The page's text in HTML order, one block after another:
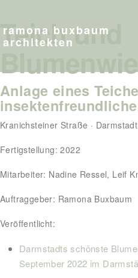
ramona buxbaum
architekten
Teich und
Anlage eines
Kranichsteiner Straße · Darmstadt
Fertigstellung: 2022
Mitarbeiter: Nadine Ressel, Leif
Auftraggeber: Ramona Buxbaum
Veröffentlicht:
Darmstadts schönste
September 2022 im